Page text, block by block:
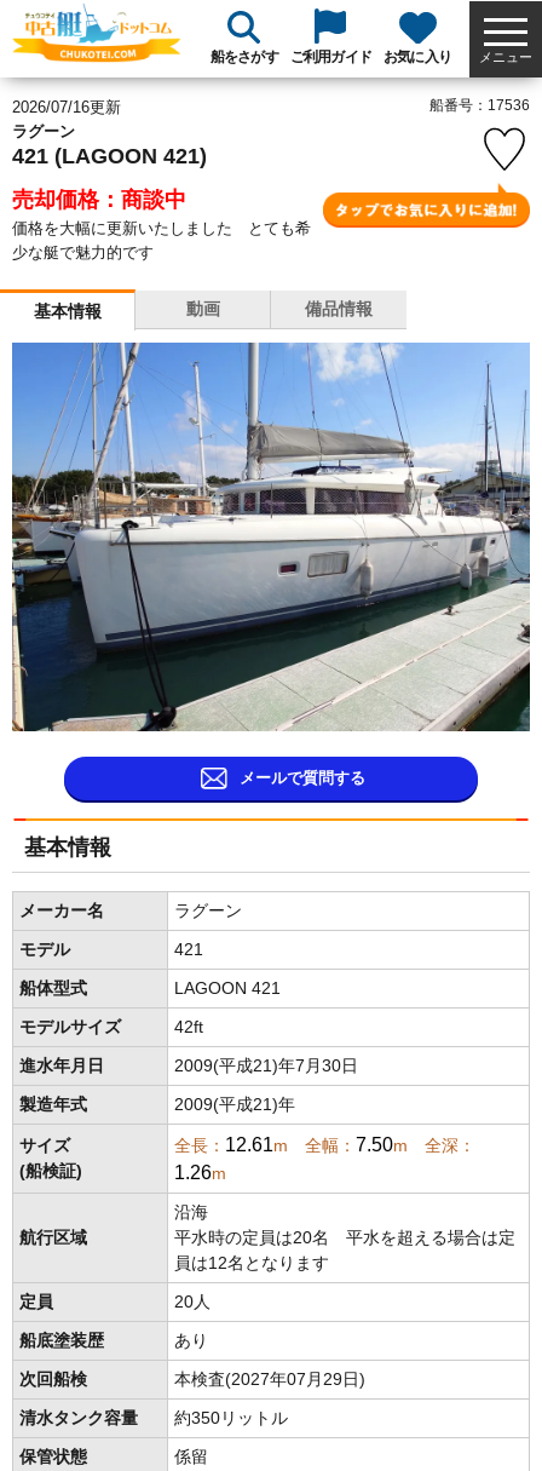
船をさがす ご利用ガイド お気に入り メニュー
2026/07/16更新
ラグーン
421 (LAGOON 421)
売却価格：商談中
価格を大幅に更新いたしました とても希
少な艇で魅力的です
船番号：17536
基本情報 動画 備品情報
メールで質問する
基本情報
メーカー名 ラグーン
モデル 421
船体型式 LAGOON 421
モデルサイズ 42ft
進水年月日 2009(平成21)年7月30日
製造年式 2009(平成21)年
サイズ
(船検証)
全長： 12.61m 全幅： 7.50m 全深：
1.26m
航行区域
沿海
平水時の定員は20名 平水を超える場合は定
員は12名となります
定員 20人
船底塗装歴 あり
次回船検 本検査(2027年07月29日)
清水タンク容量 約350リットル
保管状態 係留